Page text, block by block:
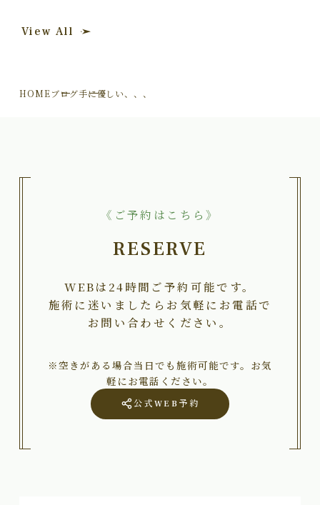
View All
HOMEブログ手に優しい、、、
《ご予約はこちら》
RESERVE
WEBは24時間ご予約可能です。
施術に迷いましたらお気軽にお電話で
お問い合わせください。
※空きがある場合当日でも施術可能です。お気
軽にお電話ください。
公式WEB予約